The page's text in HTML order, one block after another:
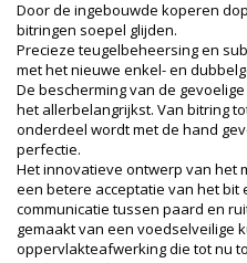
Door de ingebouwde koperen
bitringen soepel glijden.
Precieze teugelbeheersing en
met het nieuwe enkel- en
De bescherming van de
het allerbelangrijkst. Van bitring
onderdeel wordt met de hand
perfectie.
Het innovatieve ontwerp van het
een betere acceptatie van het bit
communicatie tussen paard en
gemaakt van een voedselveilige
oppervlakteafwerking die tot nu